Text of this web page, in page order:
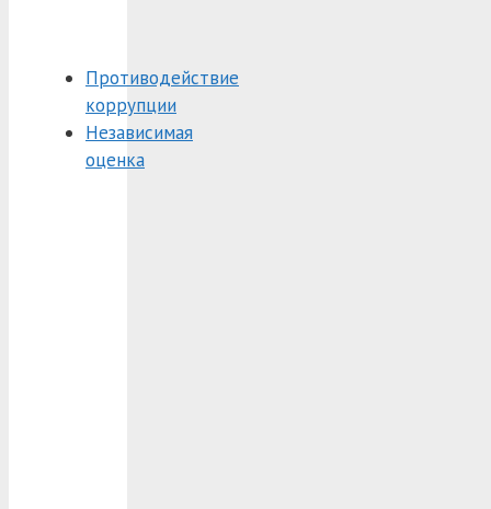
Противодействие
коррупции
Независимая
оценка